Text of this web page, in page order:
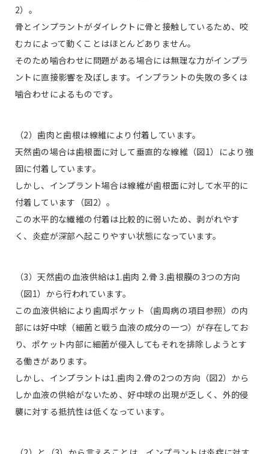
2）。
骨とインプラントがダイレクトに骨と接触しているため、咬
むカによって動くことはほとんどありません。
そのため噛合わせに問題がある場合には無理な力がインプラ
ントに直接影響を及ぼします。インプラントの失敗の多くは
噛合わせによるものです。
（2）歯肉と歯根は線維により付着しています。
天然歯の場合は歯根面に対して垂直的な線維（図1）により強
固に付着しています。
しかし、インプラント場合は線維が歯根面に対して水平的に
付着しています（図2）。
この水平的な繊維の付着は比較的に弱いため、剥がれやす
く、炎症が深部へ起こりやすい状態になっています。
（3）天然歯の血液供給は1.歯肉 2.骨 3.歯根膜の3つの方向
（図1）から行われています。
この血液供給により歯周ポケット（歯周病の項目参照）の内
部には好中球（細菌と戦う血液の成分の一つ）が存在してお
り、ポケット内部に細菌が侵入してもそれを排除しようとす
る働きがあります。
しかし、インプラントは1.歯肉 2.骨の2つの方向（図2）から
しか血液の供給がないため、好中球の出現が乏しく、外的侵
襲に対する抵抗性は低くなっています。